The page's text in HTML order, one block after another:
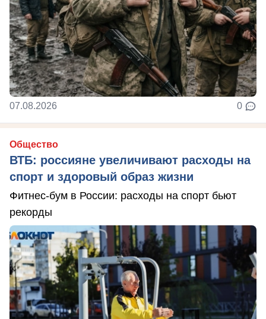
07.08.2026 0
Общество
ВТБ: россияне увеличивают расходы на
спорт и здоровый образ жизни
Фитнес-бум в России: расходы на спорт бьют
рекорды